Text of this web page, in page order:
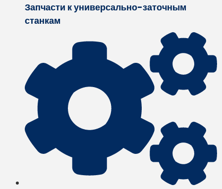
Запчасти к универсально-заточным
станкам